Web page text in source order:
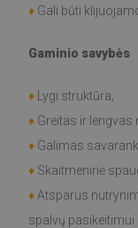
♦ Gali būti
Gaminio savybės
♦ Lygi struktūra;
♦ Greitas ir
♦ Galimas
♦ Skaitmeninė
♦ Atsparus
spalvų pasikeitimui